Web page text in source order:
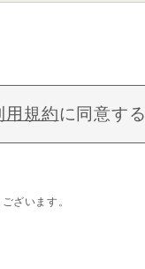
用規約に同意する
ざいます。